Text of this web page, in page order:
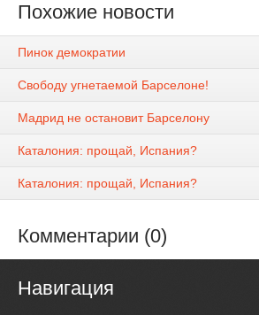
Похожие новости
Пинок демократии
Свободу угнетаемой Барселоне!
Мадрид не остановит Барселону
Каталония: прощай, Испания?
Каталония: прощай, Испания?
Комментарии (0)
Навигация